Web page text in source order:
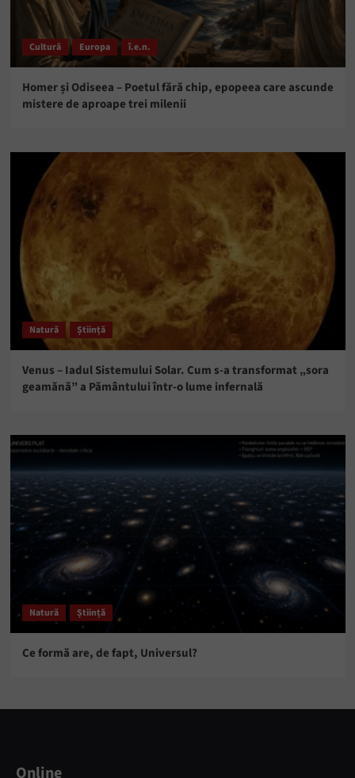
Cultură Europa î.e.n.
Homer și Odiseea – Poetul fără chip, epopeea care ascunde
mistere de aproape trei milenii
Natură Știință
Venus – Iadul Sistemului Solar. Cum s-a transformat „sora
geamănă” a Pământului într-o lume infernală
Natură Știință
Ce formă are, de fapt, Universul?
Online